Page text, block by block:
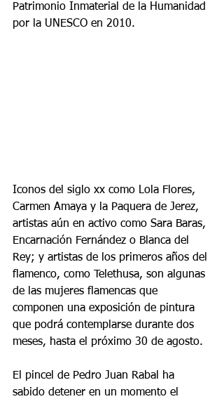
Patrimonio Inmaterial de la Humanidad
por la UNESCO en 2010.
Iconos del siglo xx como Lola Flores,
Carmen Amaya y la Paquera de Jerez,
artistas aún en activo como Sara Baras,
Encarnación Fernández o Blanca del
Rey; y artistas de los primeros años del
flamenco, como Telethusa, son algunas
de las mujeres flamencas que
componen una exposición de pintura
que podrá contemplarse durante dos
meses, hasta el próximo 30 de agosto.
El pincel de Pedro Juan Rabal ha
sabido detener en un momento el